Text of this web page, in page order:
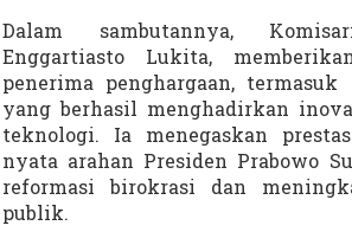
Dalam sambutannya,
Enggartiasto Lukita,
penerima penghargaan,
yang berhasil menghadirkan
teknologi. Ia menegaskan
nyata arahan Presiden Prabowo
reformasi birokrasi dan
publik.